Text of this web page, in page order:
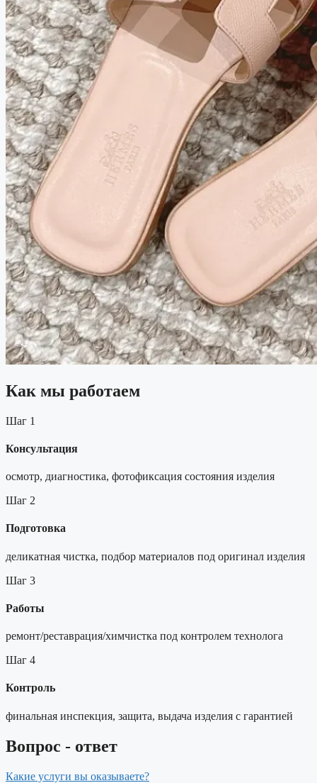
Как мы работаем
Шаг 1
Консультация
осмотр, диагностика, фотофиксация состояния изделия
Шаг 2
Подготовка
деликатная чистка, подбор материалов под оригинал изделия
Шаг 3
Работы
ремонт/реставрация/химчистка под контролем технолога
Шаг 4
Контроль
финальная инспекция, защита, выдача изделия с гарантией
Вопрос - ответ
Какие услуги вы оказываете?